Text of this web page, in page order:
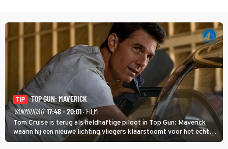
TIP
TOP GUN: MAVERICK
VANMIDDAG 17:48 - 20:01· FILM
Tom Cruise is terug als heldhaftige piloot in Top Gun: Maverick
waarin hij een nieuwe lichting vliegers klaarstoomt voor het echte
werk.